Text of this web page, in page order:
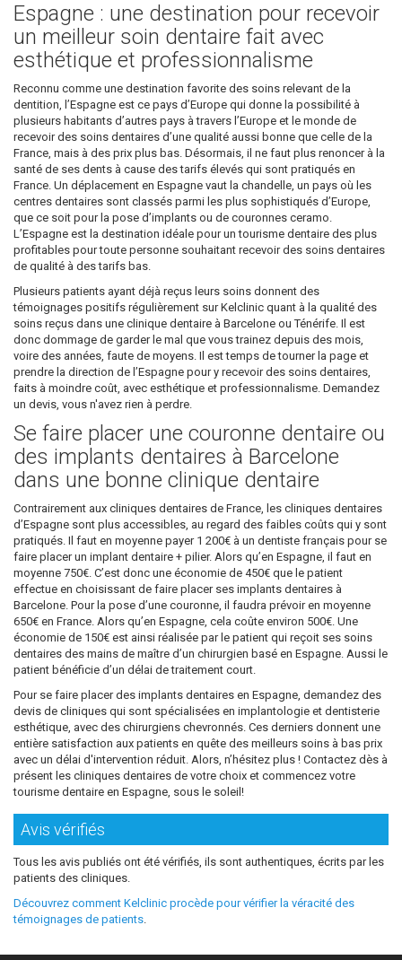
Espagne : une destination pour recevoir
un meilleur soin dentaire fait avec
esthétique et professionnalisme
Reconnu comme une destination favorite des soins relevant de la
dentition, l’Espagne est ce pays d’Europe qui donne la possibilité à
plusieurs habitants d’autres pays à travers l’Europe et le monde de
recevoir des soins dentaires d’une qualité aussi bonne que celle de la
France, mais à des prix plus bas. Désormais, il ne faut plus renoncer à la
santé de ses dents à cause des tarifs élevés qui sont pratiqués en
France. Un déplacement en Espagne vaut la chandelle, un pays où les
centres dentaires sont classés parmi les plus sophistiqués d’Europe,
que ce soit pour la pose d’implants ou de couronnes ceramo.
L’Espagne est la destination idéale pour un tourisme dentaire des plus
profitables pour toute personne souhaitant recevoir des soins dentaires
de qualité à des tarifs bas.
Plusieurs patients ayant déjà reçus leurs soins donnent des
témoignages positifs régulièrement sur Kelclinic quant à la qualité des
soins reçus dans une clinique dentaire à Barcelone ou Ténérife. Il est
donc dommage de garder le mal que vous trainez depuis des mois,
voire des années, faute de moyens. Il est temps de tourner la page et
prendre la direction de l’Espagne pour y recevoir des soins dentaires,
faits à moindre coût, avec esthétique et professionnalisme. Demandez
un devis, vous n'avez rien à perdre.
Se faire placer une couronne dentaire ou
des implants dentaires à Barcelone
dans une bonne clinique dentaire
Contrairement aux cliniques dentaires de France, les cliniques dentaires
d’Espagne sont plus accessibles, au regard des faibles coûts qui y sont
pratiqués. Il faut en moyenne payer 1 200€ à un dentiste français pour se
faire placer un implant dentaire + pilier. Alors qu’en Espagne, il faut en
moyenne 750€. C’est donc une économie de 450€ que le patient
effectue en choisissant de faire placer ses implants dentaires à
Barcelone. Pour la pose d’une couronne, il faudra prévoir en moyenne
650€ en France. Alors qu’en Espagne, cela coûte environ 500€. Une
économie de 150€ est ainsi réalisée par le patient qui reçoit ses soins
dentaires des mains de maître d’un chirurgien basé en Espagne. Aussi le
patient bénéficie d’un délai de traitement court.
Pour se faire placer des implants dentaires en Espagne, demandez des
devis de cliniques qui sont spécialisées en implantologie et dentisterie
esthétique, avec des chirurgiens chevronnés. Ces derniers donnent une
entière satisfaction aux patients en quête des meilleurs soins à bas prix
avec un délai d'intervention réduit. Alors, n’hésitez plus ! Contactez dès à
présent les cliniques dentaires de votre choix et commencez votre
tourisme dentaire en Espagne, sous le soleil!
Avis vérifiés
Tous les avis publiés ont été vérifiés, ils sont authentiques, écrits par les
patients des cliniques.
Découvrez comment Kelclinic procède pour vérifier la véracité des
témoignages de patients.